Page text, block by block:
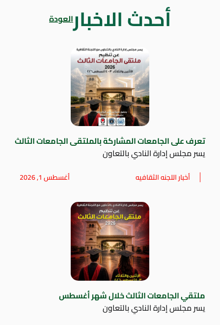
أحدث الاخبارالعودة
تعرف على الجامعات المشاركة بالملتقى الجامعات الثالث
يسر مجلس إدارة النادي بالتعاون
أخبار اللجنه الثقافيه أغسطس 1, 2026
ملتقي الجامعات الثالث خلال شهر أغسطس
يسر مجلس إدارة النادي بالتعاون